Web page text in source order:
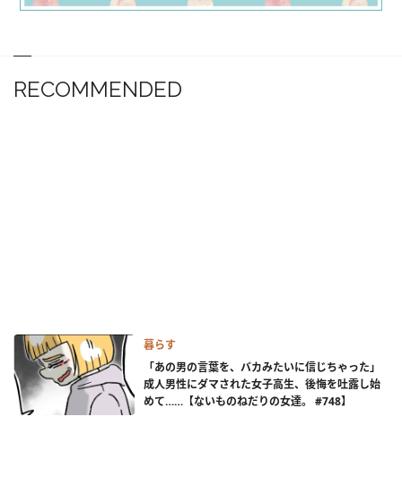
RECOMMENDED
暮らす
「あの男の言葉を、バカみたいに信じちゃった」
成人男性にダマされた女子高生、後悔を吐露し始
めて……【ないものねだりの女達。 #748】